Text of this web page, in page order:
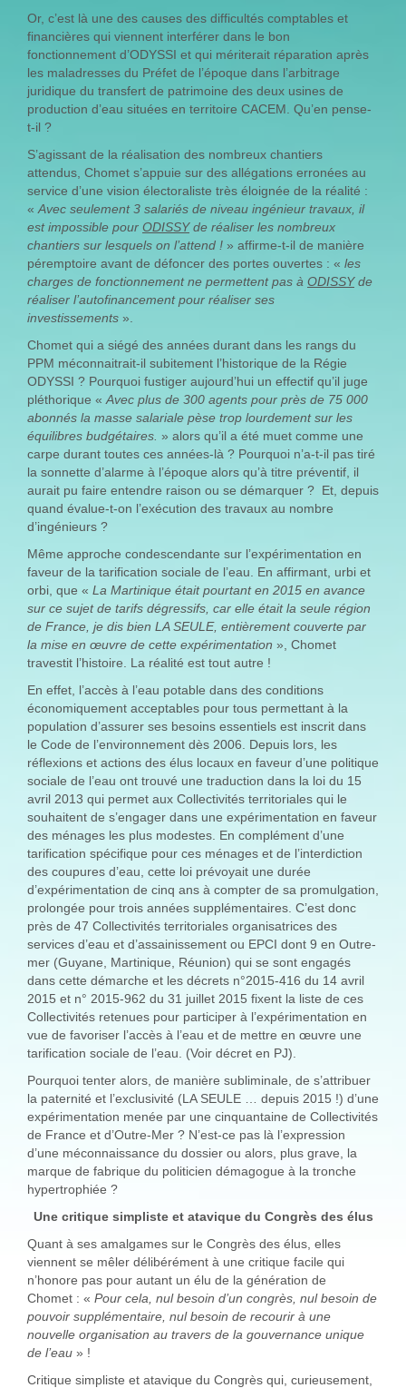
Or, c’est là une des causes des difficultés comptables et
financières qui viennent interférer dans le bon
fonctionnement d’ODYSSI et qui mériterait réparation après
les maladresses du Préfet de l’époque dans l’arbitrage
juridique du transfert de patrimoine des deux usines de
production d’eau situées en territoire CACEM. Qu’en pense-
t-il ?
S’agissant de la réalisation des nombreux chantiers
attendus, Chomet s’appuie sur des allégations erronées au
service d’une vision électoraliste très éloignée de la réalité :
« Avec seulement 3 salariés de niveau ingénieur travaux, il
est impossible pour ODISSYde réaliser les nombreux
chantiers sur lesquels on l’attend ! » affirme-t-il de manière
péremptoire avant de défoncer des portes ouvertes : « les
charges de fonctionnement ne permettent pas à ODISSYde
réaliser l’autofinancement pour réaliser ses
investissements ».
Chomet qui a siégé des années durant dans les rangs du
PPM méconnaitrait-il subitement l’historique de la Régie
ODYSSI ? Pourquoi fustiger aujourd’hui un effectif qu’il juge
pléthorique « Avec plus de 300 agents pour près de 75 000
abonnés la masse salariale pèse trop lourdement sur les
équilibres budgétaires. » alors qu’il a été muet comme une
carpe durant toutes ces années-là ? Pourquoi n’a-t-il pas tiré
la sonnette d’alarme à l’époque alors qu’à titre préventif, il
aurait pu faire entendre raison ou se démarquer ? Et, depuis
quand évalue-t-on l’exécution des travaux au nombre
d’ingénieurs ?
Même approche condescendante sur l’expérimentation en
faveur de la tarification sociale de l’eau. En affirmant, urbi et
orbi, que « La Martinique était pourtant en 2015 en avance
sur ce sujet de tarifs dégressifs, car elle était la seule région
de France, je dis bien LA SEULE, entièrement couverte par
la mise en œuvre de cette expérimentation », Chomet
travestit l’histoire. La réalité est tout autre !
En effet, l’accès à l’eau potable dans des conditions
économiquement acceptables pour tous permettant à la
population d’assurer ses besoins essentiels est inscrit dans
le Code de l’environnement dès 2006. Depuis lors, les
réflexions et actions des élus locaux en faveur d’une politique
sociale de l’eau ont trouvé une traduction dans la loi du 15
avril 2013 qui permet aux Collectivités territoriales qui le
souhaitent de s’engager dans une expérimentation en faveur
des ménages les plus modestes. En complément d’une
tarification spécifique pour ces ménages et de l’interdiction
des coupures d’eau, cette loi prévoyait une durée
d’expérimentation de cinq ans à compter de sa promulgation,
prolongée pour trois années supplémentaires. C’est donc
près de 47 Collectivités territoriales organisatrices des
services d’eau et d’assainissement ou EPCI dont 9 en Outre-
mer (Guyane, Martinique, Réunion) qui se sont engagés
dans cette démarche et les décrets n°2015-416 du 14 avril
2015 et n° 2015-962 du 31 juillet 2015 fixent la liste de ces
Collectivités retenues pour participer à l’expérimentation en
vue de favoriser l’accès à l’eau et de mettre en œuvre une
tarification sociale de l’eau. (Voir décret en PJ).
Pourquoi tenter alors, de manière subliminale, de s’attribuer
la paternité et l’exclusivité (LA SEULE … depuis 2015 !) d’une
expérimentation menée par une cinquantaine de Collectivités
de France et d’Outre-Mer ? N’est-ce pas là l’expression
d’une méconnaissance du dossier ou alors, plus grave, la
marque de fabrique du politicien démagogue à la tronche
hypertrophiée ?
Une critique simpliste et atavique du Congrès des élus
Quant à ses amalgames sur le Congrès des élus, elles
viennent se mêler délibérément à une critique facile qui
n’honore pas pour autant un élu de la génération de
Chomet : « Pour cela, nul besoin d’un congrès, nul besoin de
pouvoir supplémentaire, nul besoin de recourir à une
nouvelle organisation au travers de la gouvernance unique
de l’eau » !
Critique simpliste et atavique du Congrès qui, curieusement,